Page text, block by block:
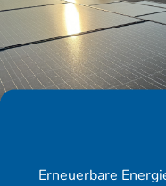
Erneuerbare